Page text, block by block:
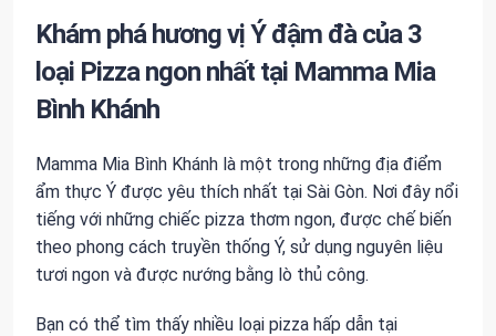
Khám phá hương vị Ý đậm đà của 3
loại Pizza ngon nhất tại Mamma Mia
Bình Khánh
Mamma Mia Bình Khánh là một trong những địa điểm
ẩm thực Ý được yêu thích nhất tại Sài Gòn. Nơi đây nổi
tiếng với những chiếc pizza thơm ngon, được chế biến
theo phong cách truyền thống Ý, sử dụng nguyên liệu
tươi ngon và được nướng bằng lò thủ công.
Bạn có thể tìm thấy nhiều loại pizza hấp dẫn tại